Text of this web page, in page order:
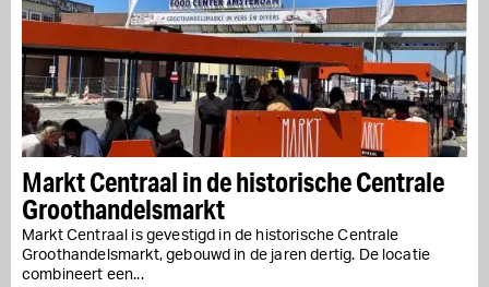
Markt Centraal in de historische Centrale
Groothandelsmarkt
Markt Centraal is gevestigd in de historische Centrale
Groothandelsmarkt, gebouwd in de jaren dertig. De locatie
combineert een...